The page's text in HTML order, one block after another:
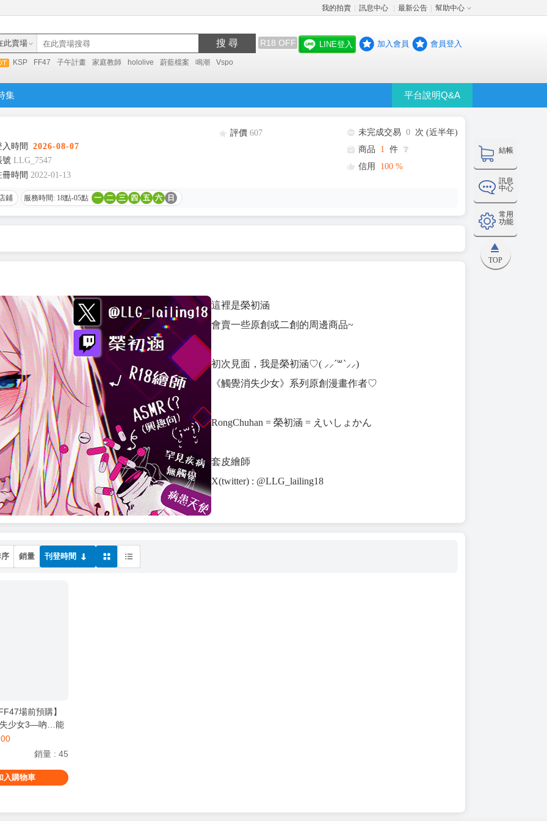
我的拍賣 訊息中心 最新公告 幫助中心
此賣場 搜 尋 R18 OFF
KSP FF47 子午計畫 家庭教師 hololive 蔚藍檔案 鳴潮 Vspo
LINE登入 加入會員 會員登入
集 平台說明Q&A
結帳
訊息
中心
常用
功能
TOP
時間
2026-08-07
號 LLG_7547
時間 2022-01-13
評價 607 未完成交易 0 次 (近半年)
商品
1 件 ❔
信用
100 %
鋪 服務時間: 18點-05點 一 二 三 四 五 六 日
這裡是榮初涵
會賣一些原創或二創的周邊商品~
初次見面，我是榮初涵♡( ⸝⸝´꒳`⸝⸝)
《觸覺消失少女》系列原創漫畫作者♡⁠
RongChuhan = 榮初涵 = えいしょかん
套皮繪師
X(twitter) : @LLG_lailing18
銷量 刊登時間
場前預購】
失少女3—吶…能
無修正實體本
誌1~3集 《9月中
銷量 : 45
入購物車